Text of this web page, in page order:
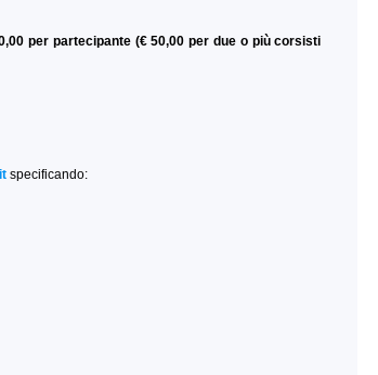
per partecipante (€ 50,00 per due o più corsisti
specificando: